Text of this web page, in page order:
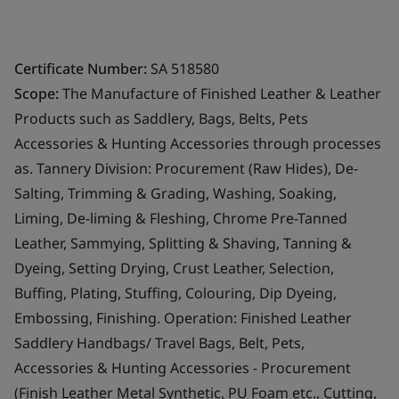
Certificate Number: SA 518580
Scope:The Manufacture of Finished Leather & Leather
Products such as Saddlery, Bags, Belts, Pets
Accessories & Hunting Accessories through processes
as. Tannery Division: Procurement (Raw Hides), De-
Salting, Trimming & Grading, Washing, Soaking,
Liming, De-liming & Fleshing, Chrome Pre-Tanned
Leather, Sammying, Splitting & Shaving, Tanning &
Dyeing, Setting Drying, Crust Leather, Selection,
Buffing, Plating, Stuffing, Colouring, Dip Dyeing,
Embossing, Finishing. Operation: Finished Leather
Saddlery Handbags/ Travel Bags, Belt, Pets,
Accessories & Hunting Accessories - Procurement
(Finish Leather Metal Synthetic, PU Foam etc., Cutting,